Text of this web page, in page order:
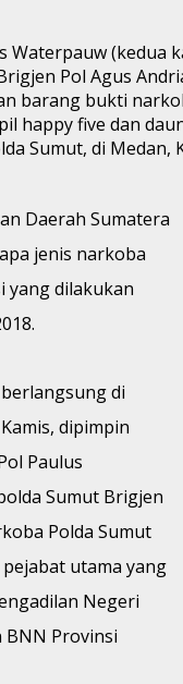
Waterpauw (kedua
Pol Agus
barang bukti
happy five dan
Sumut, di Medan,
Daerah Sumatera
jenis narkoba
yang dilakukan
di
dipimpin
Paulus
Sumut Brigjen
Polda Sumut
utama yang
Negeri
BNN Provinsi